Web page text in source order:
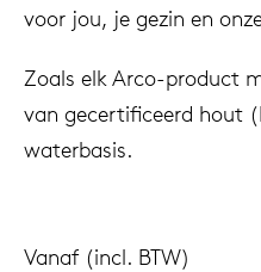
voor jou, je gezin en
Zoals elk Arco-product
van gecertificeerd hout
waterbasis.
Vanaf (incl. BTW)